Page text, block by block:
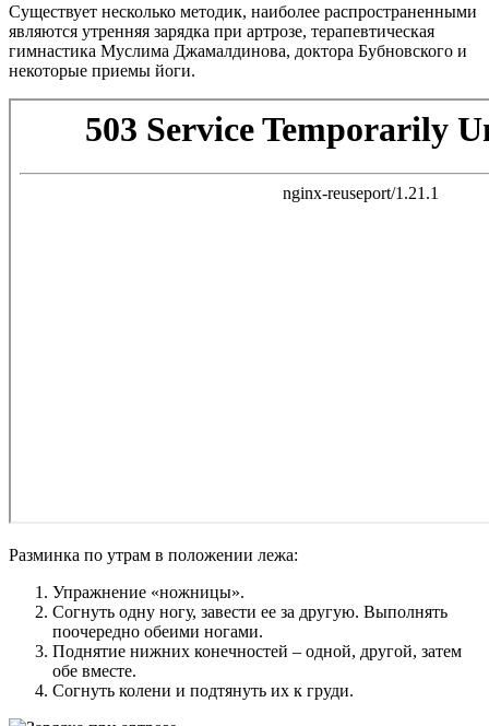
Существует несколько методик, наиболее распространенными
являются утренняя зарядка при артрозе, терапевтическая
гимнастика Муслима Джамалдинова, доктора Бубновского и
некоторые приемы йоги.
Разминка по утрам в положении лежа:
Упражнение «ножницы».
Согнуть одну ногу, завести ее за другую. Выполнять
поочередно обеими ногами.
Поднятие нижних конечностей – одной, другой, затем
обе вместе.
Согнуть колени и подтянуть их к груди.